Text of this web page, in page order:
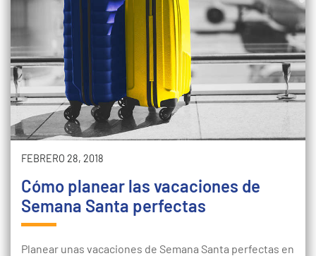
FEBRERO 28, 2018
Cómo planear las vacaciones de
Semana Santa perfectas
Planear unas vacaciones de Semana Santa perfectas en